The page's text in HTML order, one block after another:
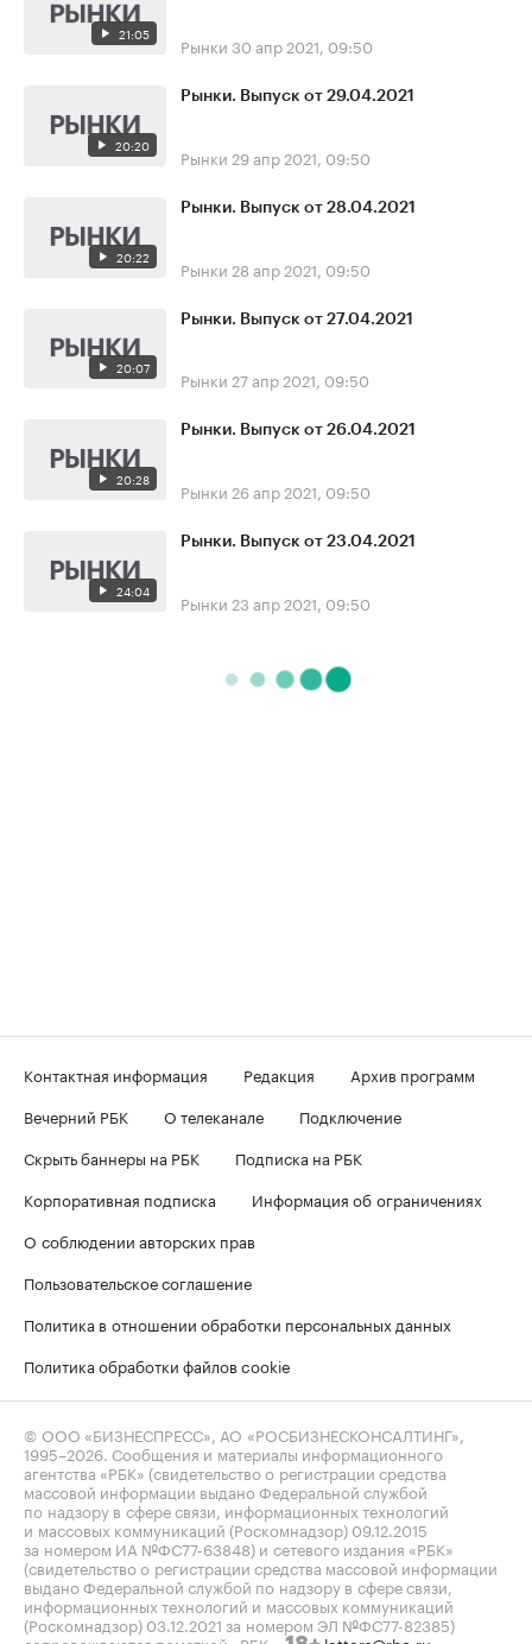
21:05 Рынки 30 апр 2021, 09:50
20:20
Рынки. Выпуск от 29.04.2021
Рынки 29 апр 2021, 09:50
20:22
Рынки. Выпуск от 28.04.2021
Рынки 28 апр 2021, 09:50
20:07
Рынки. Выпуск от 27.04.2021
Рынки 27 апр 2021, 09:50
20:28
Рынки. Выпуск от 26.04.2021
Рынки 26 апр 2021, 09:50
24:04
Рынки. Выпуск от 23.04.2021
Рынки 23 апр 2021, 09:50
Контактная информация Редакция
Архив программ
Вечерний РБК
О телеканале
Подключение
Скрыть баннеры на РБК
Подписка на РБК
Корпоративная подписка
Информация об ограничениях
О соблюдении авторских прав
Пользовательское соглашение
Политика в отношении обработки персональных данных
Политика обработки файлов cookie
© ООО «БИЗНЕСПРЕСС», АО «РОСБИЗНЕСКОНСАЛТИНГ»,
1995–2026 . Сообщения и материалы информационного
агентства «РБК» (свидетельство о регистрации средства
массовой информации выдано Федеральной службой
по надзору в сфере связи, информационных технологий
и массовых коммуникаций (Роскомнадзор) 09.12.2015
за номером ИА №ФС77-63848) и сетевого издания «РБК»
(свидетельство о регистрации средства массовой информации
выдано Федеральной службой по надзору в сфере связи,
информационных технологий и массовых коммуникаций
(Роскомнадзор) 03.12.2021 за номером ЭЛ №ФС77-82385)